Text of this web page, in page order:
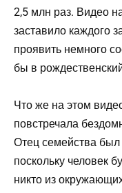
2,5 млн раз. Видео
заставило каждого
проявить немного
бы в
Что же на этом
повстречала
Отец семейства был
поскольку человек
никто из